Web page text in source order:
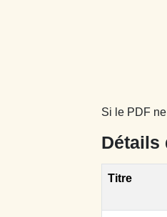
Si le PDF
Détails
Titre